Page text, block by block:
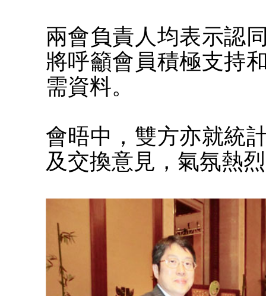
兩會負責人均表示認
將呼籲會員積極支持
需資料。
會晤中，雙方亦就統
及交換意見，氣氛熱